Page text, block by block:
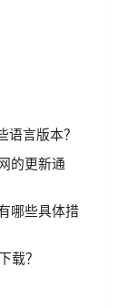
语言版本？
的更新通
哪些具体措
载？